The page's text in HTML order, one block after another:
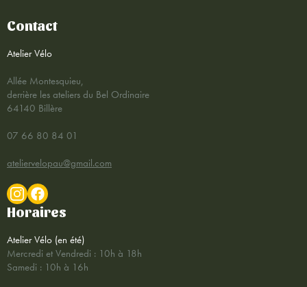
Contact
Atelier Vélo
Allée Montesquieu,
derrière les ateliers du Bel Ordinaire
64140 Billère
07 66 80 84 01
ateliervelopau@gmail.com
Horaires
Atelier Vélo (en été)
Mercredi et Vendredi : 10h à 18h
Samedi : 10h à 16h